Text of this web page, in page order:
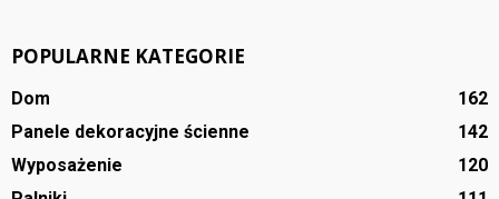
POPULARNE KATEGORIE
Dom
162
Panele dekoracyjne ścienne
142
Wyposażenie
120